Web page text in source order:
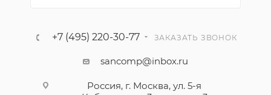
+7 (495) 220-30-77 ЗАКАЗАТЬ ЗВОНОК
sancomp@inbox.ru
Россия, г. Москва, ул. 5-я